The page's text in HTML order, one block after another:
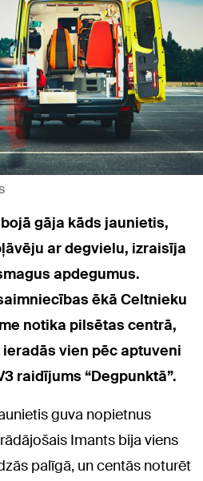
gāja kāds jaunietis,
ar degvielu, izraisīja
apdegumus.
ēkā Celtnieku
notika pilsētas centrā,
vien pēc aptuveni
raidījums “Degpunktā”.
guva nopietnus
Imants bija viens
palīgā, un centās noturēt